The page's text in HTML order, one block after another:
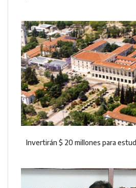
Invertirán $ 20 millones para